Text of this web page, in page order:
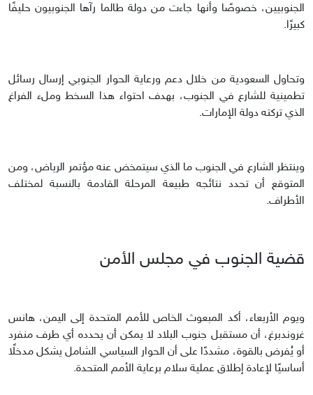
الجنوبيين، خصوصًا وأنها جاءت من دولة طالما رآها الجنوبيون حليفًا
كبيرًا.
وتحاول السعودية من خلال دعم ورعاية الحوار الجنوبي إرسال رسائل
تطمينية للشارع في الجنوب، بهدف احتواء هذا السخط وملء الفراغ
الذي تركته دولة الإمارات.
وينتظر الشارع في الجنوب ما الذي سيتمخض عنه مؤتمر الرياض، ومن
المتوقع أن تحدد نتائجه طبيعة المرحلة القادمة بالنسبة لمختلف
الأطراف.
قضية الجنوب في مجلس الأمن
ويوم الأربعاء، أكد المبعوث الخاص للأمم المتحدة إلى اليمن، هانس
غروندبرغ، أن مستقبل جنوب البلاد لا يمكن أن يحدده أي طرف منفرد
أو يُفرض بالقوة، مشددًا على أن الحوار السياسي الشامل يشكل مدخلًا
أساسيًا لإعادة إطلاق عملية سلام برعاية الأمم المتحدة.